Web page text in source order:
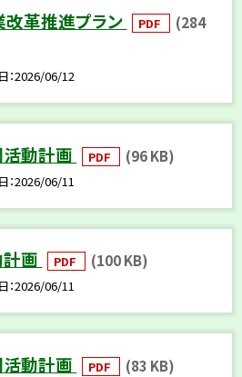
革推進プラン PDF
(284
2026/06/12
動計画 PDF (96 KB)
2026/06/11
画 PDF (100 KB)
2026/06/11
動計画 PDF (83 KB)